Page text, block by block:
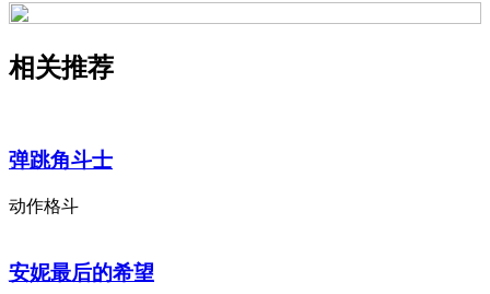
相关推荐
弹跳角斗士
动作格斗
安妮最后的希望